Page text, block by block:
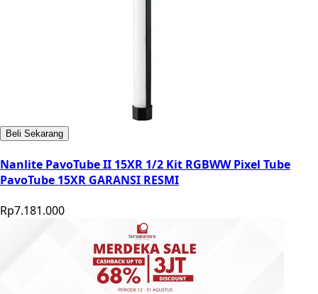
Beli Sekarang
Nanlite PavoTube II 15XR 1/2 Kit RGBWW Pixel Tube
PavoTube 15XR GARANSI RESMI
Rp7.181.000